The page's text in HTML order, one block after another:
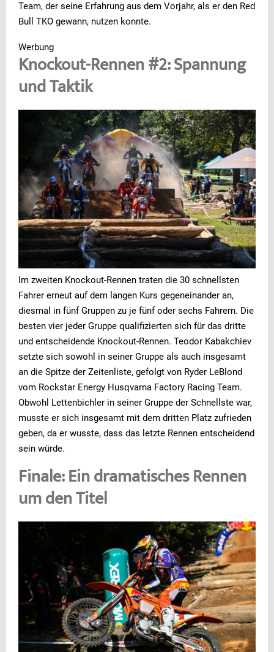
Team, der seine Erfahrung aus dem Vorjahr, als er den Red
Bull TKO gewann, nutzen konnte.
Werbung
Knockout-Rennen #2: Spannung
und Taktik
Im zweiten Knockout-Rennen traten die 30 schnellsten
Fahrer erneut auf dem langen Kurs gegeneinander an,
diesmal in fünf Gruppen zu je fünf oder sechs Fahrern. Die
besten vier jeder Gruppe qualifizierten sich für das dritte
und entscheidende Knockout-Rennen. Teodor Kabakchiev
setzte sich sowohl in seiner Gruppe als auch insgesamt
an die Spitze der Zeitenliste, gefolgt von Ryder LeBlond
vom Rockstar Energy Husqvarna Factory Racing Team.
Obwohl Lettenbichler in seiner Gruppe der Schnellste war,
musste er sich insgesamt mit dem dritten Platz zufrieden
geben, da er wusste, dass das letzte Rennen entscheidend
sein würde.
Finale: Ein dramatisches Rennen
um den Titel